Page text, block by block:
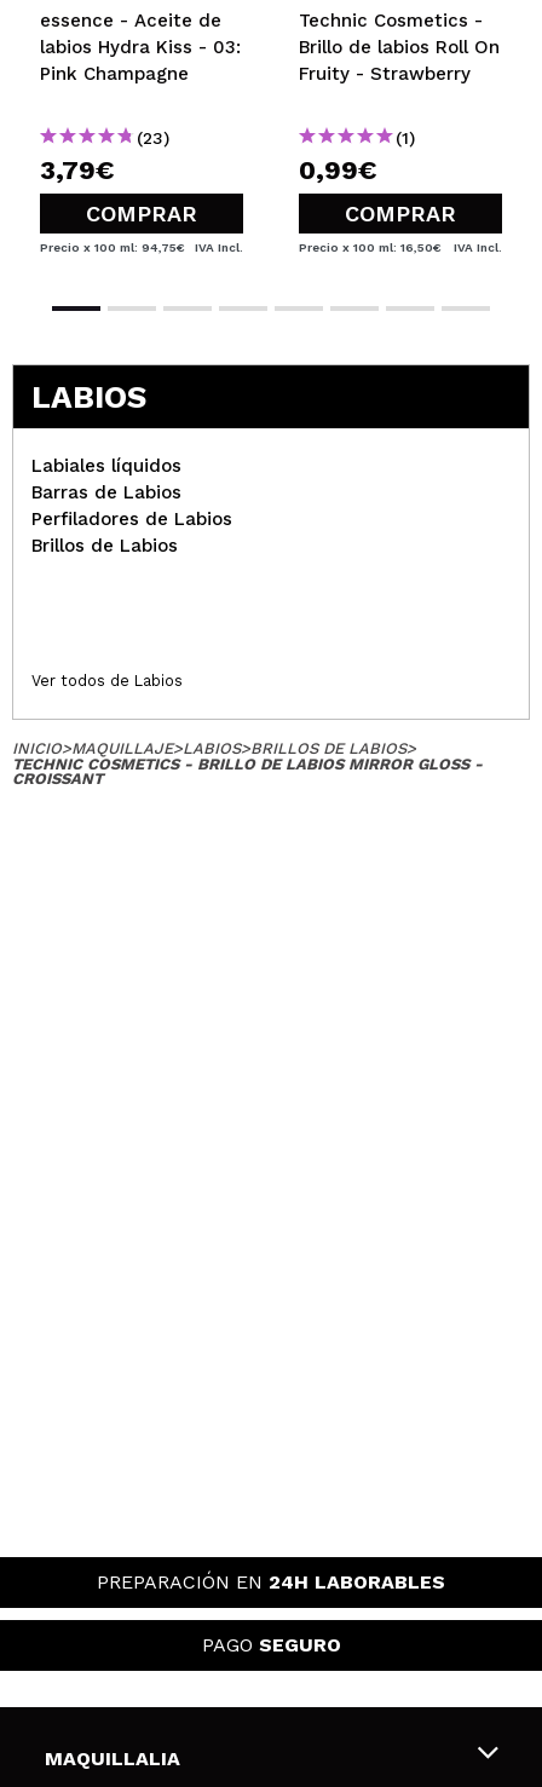
essence - Aceite de
labios Hydra Kiss - 03:
Pink Champagne
(23)
3,79€
COMPRAR
Precio x 100 ml: 94,75€ IVA Incl.
Technic Cosmetics -
Brillo de labios Roll On
Fruity - Strawberry
(1)
0,99€
COMPRAR
Precio x 100 ml: 16,50€ IVA Incl.
LABIOS
Labiales líquidos
Barras de Labios
Perfiladores de Labios
Brillos de Labios
Ver todos de Labios
INICIO>MAQUILLAJE>LABIOS>BRILLOS DE LABIOS>
TECHNIC COSMETICS - BRILLO DE LABIOS MIRROR GLOSS -
CROISSANT
PREPARACIÓN EN 24H LABORABLES
PAGO SEGURO
MAQUILLALIA